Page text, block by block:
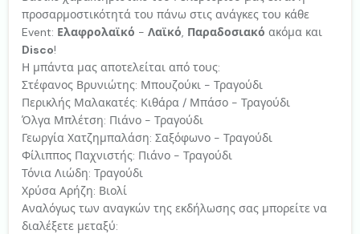
προσαρμοστικότητά του πάνω στις ανάγκες του κάθε
Event: Ελαφρολαϊκό - Λαϊκό Παραδοσιακό ακόμα και
Disco!
Η μπάντα μας αποτελείται από τους:
Στέφανος Βρυνιώτης: Μπουζούκι - Τραγούδι
Περικλής Μαλακατές: Κιθάρα / Μπάσο - Τραγούδι
Όλγα Μπλέτση: Πιάνο - Τραγούδι
Γεωργία Χατζημπαλάση: Σαξόφωνο - Τραγούδι
Φίλιππος Παχνιστής: Πιάνο - Τραγούδι
Τόνια Λιώδη: Τραγούδι
Χρύσα Αρήζη: Βιολί
Αναλόγως των αναγκών της εκδήλωσης σας μπορείτε να
διαλέξετε μεταξύ: